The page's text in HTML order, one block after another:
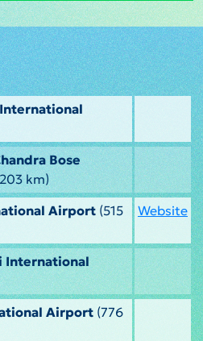
Bose
km)
Airport (515
Website
International
Airport (776